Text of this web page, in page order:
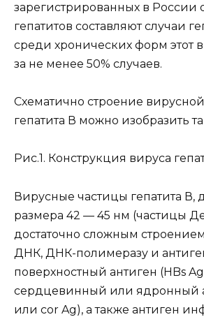
зарегистрированных в России
гепатитов составляют случаи
среди хронических форм этот
за не менее 50% случаев.
Схематично строение
гепатита В можно изобразить
Рис.1. Конструкция вируса
Вирусные частицы гепатита В,
размера 42 — 45 нм (частицы
достаточно сложным
ДНК, ДНК-полимеразу и
поверхностный антиген (HBs
сердцевинный или ядронный
или cor Ag), а также антиген